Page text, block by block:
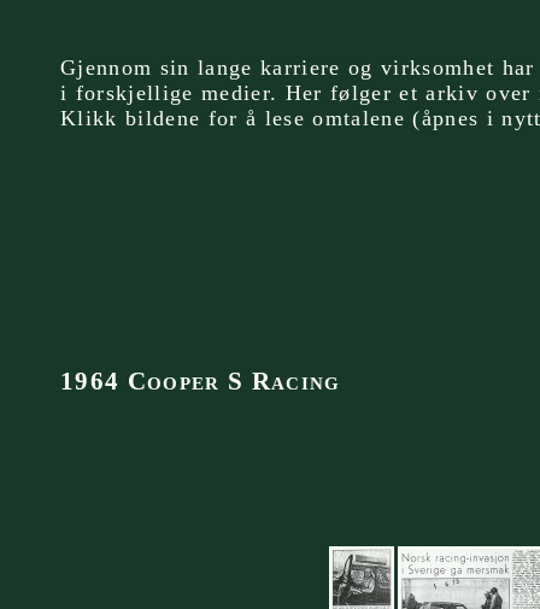
Gjennom sin lange karriere og virksomhet
i forskjellige medier. Her følger et arkiv over
Klikk bildene for å lese omtalene (åpnes i
1964 Cooper S Racing